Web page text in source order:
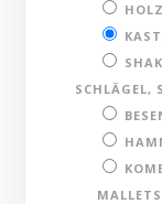
HOLZ
SCHLÄGEL,
MALLETS